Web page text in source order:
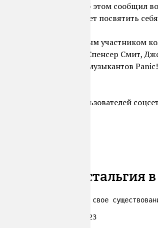
на 20-м году жизни. Об этом сообщил
станет отцом и хочет посвятить
единственным участником
входили Райан Росс, Спенсер Смит,
году после ухода всех музыкантов
собрал реакцию пользователей
просто ностальгия
the disco прекратила свое
January 24, 2023